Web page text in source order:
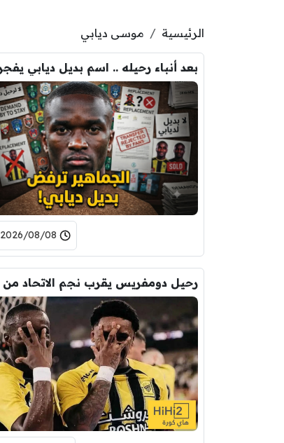
الرئيسية موسى ديابي
2026/08/08 - 09:35